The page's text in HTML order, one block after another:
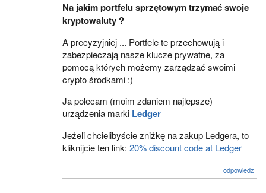
Na jakim portfelu sprzętowym trzymać swoje
kryptowaluty ?
A precyzyjniej ... Portfele te przechowują i
zabezpieczają nasze klucze prywatne, za
pomocą których możemy zarządzać swoimi
crypto środkami :)
Ja polecam (moim zdaniem najlepsze)
urządzenia marki Ledger
Jeżeli chcielibyście zniżkę na zakup Ledgera, to
kliknijcie ten link: 20% discount code at Ledger
odpowiedz